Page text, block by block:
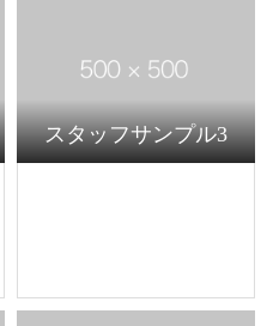
スタッフサンプル3